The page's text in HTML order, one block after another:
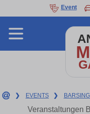
Event
❯ EVENTS ❯
Veranstaltungen